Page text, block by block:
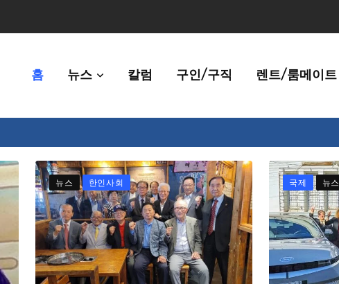
홈 뉴스 칼럼 구인/구직 렌트/룸메이트
뉴스 한인사회 국제 뉴스